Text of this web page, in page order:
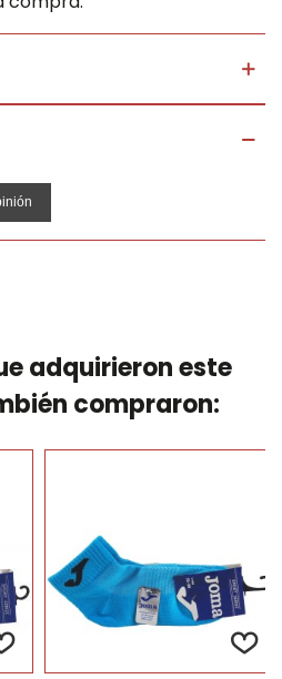
adquirieron este
compraron: